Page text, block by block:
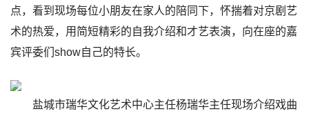
点，看到现场每位小朋友在家人的陪同下，怀揣着对京剧艺
术的热爱，用简短精彩的自我介绍和才艺表演，向在座的嘉
宾评委们show自己的特长。
盐城市瑞华文化艺术中心主任杨瑞华主任现场介绍戏曲